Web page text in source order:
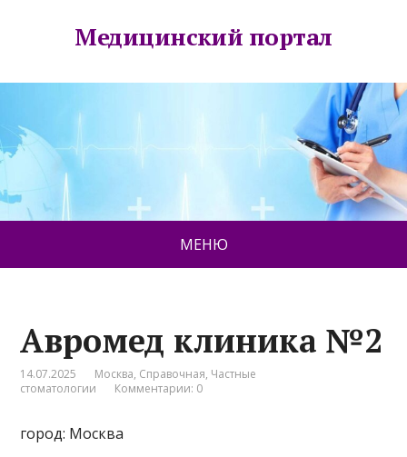
Медицинский портал
МЕНЮ
Авромед клиника №2
14.07.2025 Москва, Справочная, Частные
стоматологии
Комментарии: 0
город: Москва